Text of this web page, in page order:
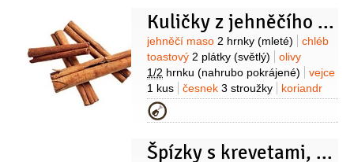
1/2 lžičky sůl Kuličky z jehněčího masa
Suroviny
jehněčí maso 2 hrnky (mleté)
chléb
toastový 2 plátky (světlý)
olivy
1/2 hrnku (nahrubo pokrájené)
vejce
1 kus
česnek 3 stroužky
koriandr
3 lžíce
olivový2 lžíce skořice1 lžička
(sušená rozdrcená)
Kategorie
Špízky s krevetami, paprikami a cibulí